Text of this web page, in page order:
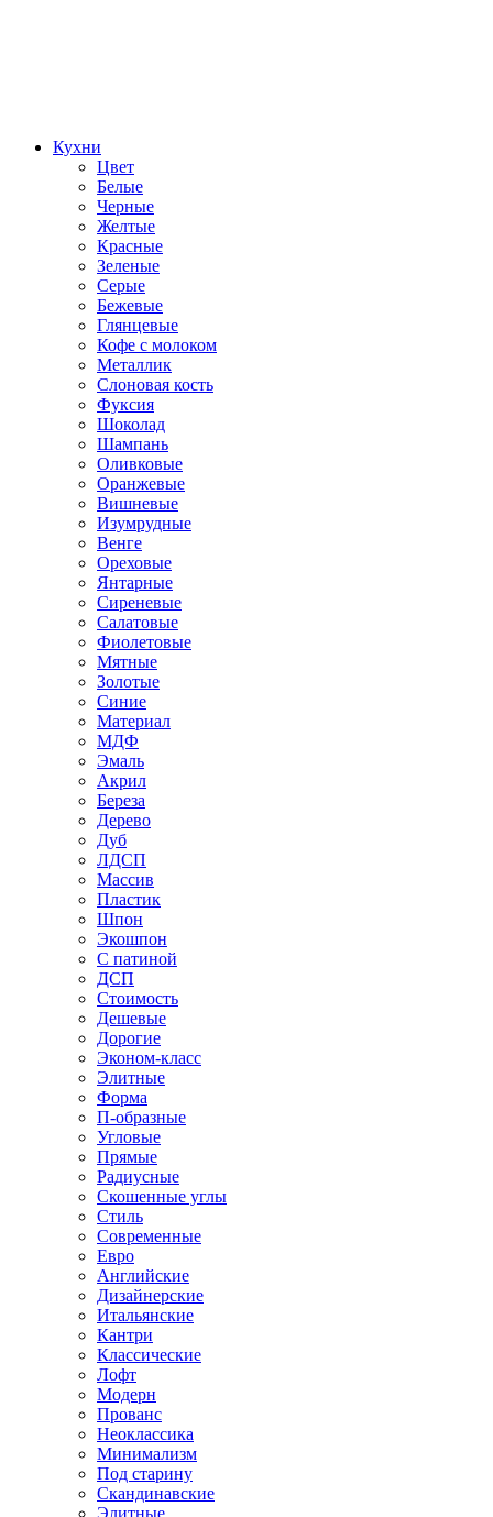
Кухни
Цвет
Белые
Черные
Желтые
Красные
Зеленые
Серые
Бежевые
Глянцевые
Кофе с молоком
Металлик
Слоновая кость
Фуксия
Шоколад
Шампань
Оливковые
Оранжевые
Вишневые
Изумрудные
Венге
Ореховые
Янтарные
Сиреневые
Салатовые
Фиолетовые
Мятные
Золотые
Синие
Материал
МДФ
Эмаль
Акрил
Береза
Дерево
Дуб
ЛДСП
Массив
Пластик
Шпон
Экошпон
С патиной
ДСП
Стоимость
Дешевые
Дорогие
Эконом-класс
Элитные
Форма
П-образные
Угловые
Прямые
Радиусные
Скошенные углы
Стиль
Современные
Евро
Английские
Дизайнерские
Итальянские
Кантри
Классические
Лофт
Модерн
Прованс
Неоклассика
Минимализм
Под старину
Скандинавские
Элитные